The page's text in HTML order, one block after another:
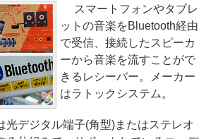
スマートフォンやタブレ
ットの音楽をBluetooth経由
で受信、接続したスピーカ
ーから音楽を流すことがで
きるレシーバー。メーカー
はラトックシステム。
デジタル端子(角型)またはステレオ